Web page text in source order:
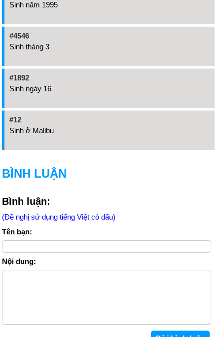
Sinh năm 1995
#4546
Sinh tháng 3
#1892
Sinh ngày 16
#12
Sinh ở Malibu
BÌNH LUẬN
Bình luận:
(Đề nghị sử dụng tiếng Việt có dấu)
Tên bạn:
Nội dung: